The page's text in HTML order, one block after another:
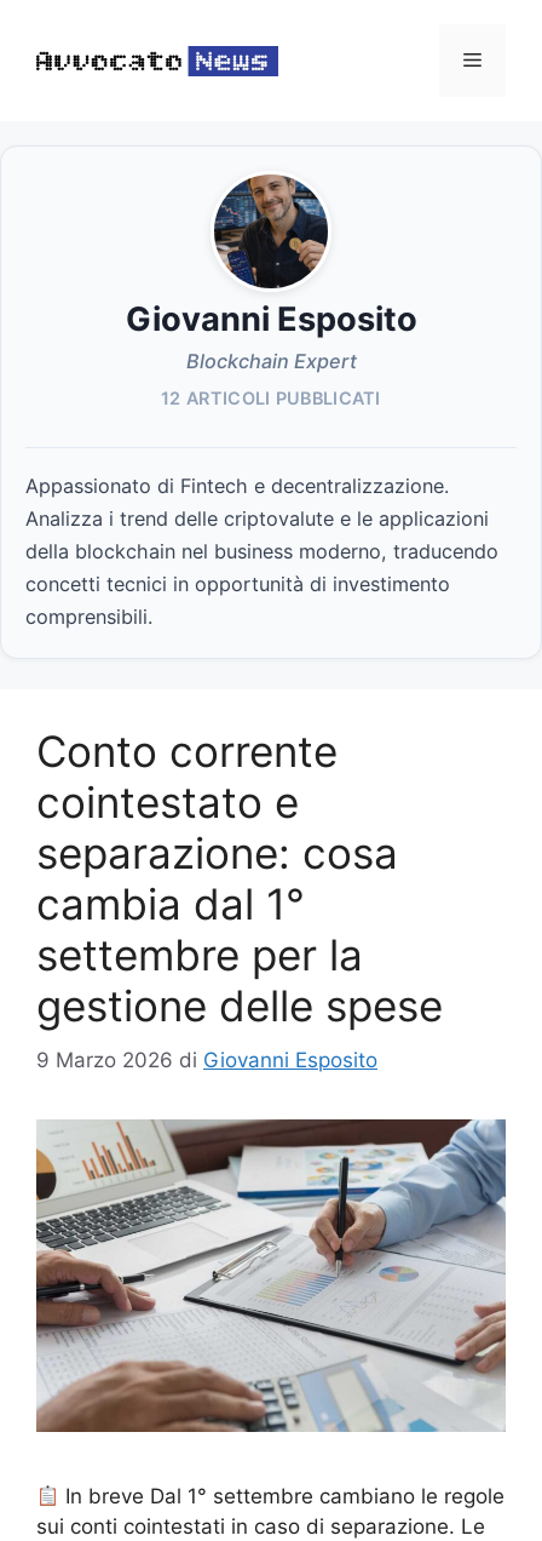
contenuto
Menu
Giovanni Esposito
Blockchain Expert
12 ARTICOLI PUBBLICATI
Appassionato di Fintech e decentralizzazione.
Analizza i trend delle criptovalute e le applicazioni
della blockchain nel business moderno, traducendo
concetti tecnici in opportunità di investimento
comprensibili.
Conto corrente
cointestato e
separazione: cosa
cambia dal 1°
settembre per la
gestione delle spese
9 Marzo 2026 di Giovanni Esposito
In breve Dal 1° settembre cambiano le regole
sui conti cointestati in caso di separazione. Le